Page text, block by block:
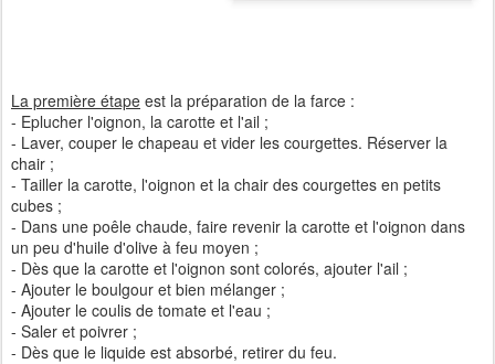
La première étape est la préparation de la farce :
- Eplucher l'oignon, la carotte et l'ail ;
- Laver, couper le chapeau et vider les courgettes. Réserver la
chair ;
- Tailler la carotte, l'oignon et la chair des courgettes en petits
cubes ;
- Dans une poêle chaude, faire revenir la carotte et l'oignon dans
un peu d'huile d'olive à feu moyen ;
- Dès que la carotte et l'oignon sont colorés, ajouter l'ail ;
- Ajouter le boulgour et bien mélanger ;
- Ajouter le coulis de tomate et l'eau ;
- Saler et poivrer ;
- Dès que le liquide est absorbé, retirer du feu.